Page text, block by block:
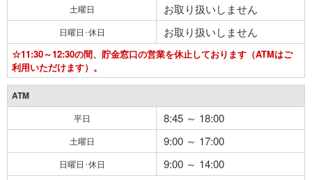
土曜日 お取り扱いしません
日曜日･休日 お取り扱いしません
☆11:30～12:30の間、貯金窓口の営業を休止しております（ATMはご
利用いただけます）。
ATM
平日 8:45 ～ 18:00
土曜日 9:00 ～ 17:00
日曜日･休日 9:00 ～ 14:00